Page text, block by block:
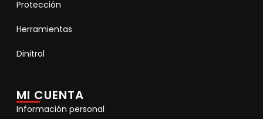
Protección
Herramientas
Dinitrol
MI CUENTA
Información personal